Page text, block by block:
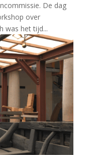
De dag
over
was het tijd...